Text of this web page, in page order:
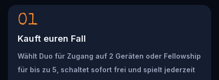
01
Kauft euren Fall
Wählt Duo für Zugang auf 2 Geräten oder Fellowship
für bis zu 5, schaltet sofort frei und spielt jederzeit